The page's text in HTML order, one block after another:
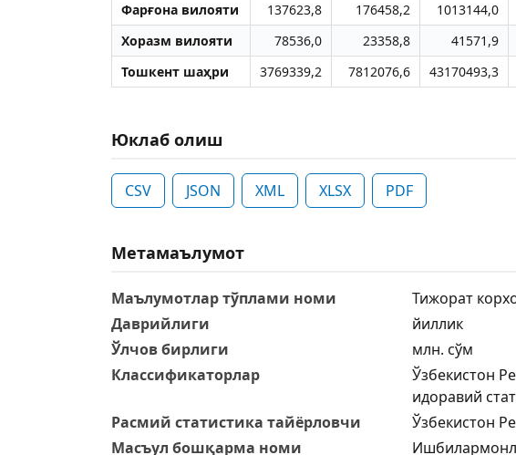
Фарғона вилояти
137623,8 176458,2 1013144,0
Хоразм вилояти
78536,0 23358,8 41571,9
Тошкент шаҳри
3769339,2 7812076,6 43170493,3
Юклаб олиш
CSV JSON XML XLSX PDF
Метамаълумот
Маълумотлар тўплами номи
Тижорат
Даврийлиги
йиллик
Ўлчов бирлиги
млн. сўм
Классификаторлар
Ўзбекистон
идоравий
Расмий статистика тайёрловчи
Ўзбекистон
Масъул бошқарма номи